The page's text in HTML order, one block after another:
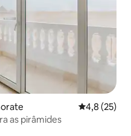
4,8 de uma
4,8 (25)
as pirâmides